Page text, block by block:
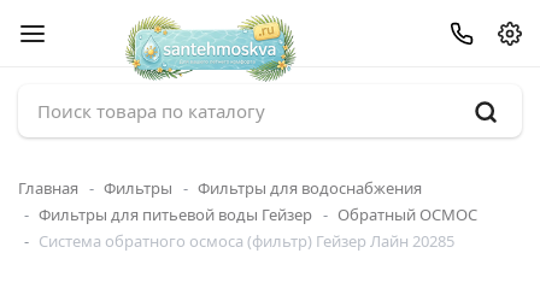
Главная Фильтры
Фильтры для водоснабжения
Фильтры для питьевой воды Гейзер
Обратный ОСМОС
Система обратного осмоса (фильтр) Гейзер Лайн 20285